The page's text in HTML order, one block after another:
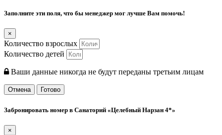
Заполните эти поля, что бы менеджер мог лучше Вам помочь!
×
Количество взрослых
Количество детей
Ваши данные никогда не будут переданы третьим лицам
Отмена Готово
Забронировать номер в Санаторий «Целебный Нарзан 4*»
×